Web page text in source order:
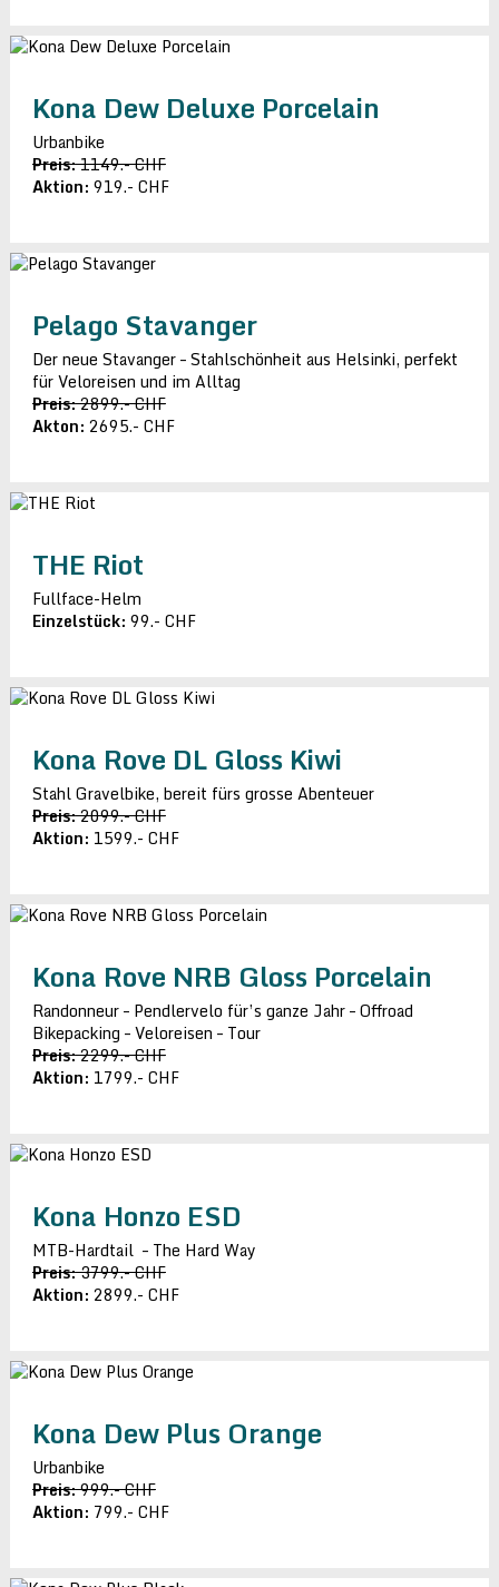
Kona Dew Deluxe Porcelain
Urbanbike
Preis:1149.- CHF
Aktion: 919.- CHF
Pelago Stavanger
Der neue Stavanger – Stahlschönheit aus Helsinki, perfekt
für Veloreisen und im Alltag
Preis:2899.- CHF
Akton: 2695.- CHF
THE Riot
Fullface-Helm
Einzelstück: 99.- CHF
Kona Rove DL Gloss Kiwi
Stahl Gravelbike, bereit fürs grosse Abenteuer
Preis:2099.- CHF
Aktion: 1599.- CHF
Kona Rove NRB Gloss Porcelain
Randonneur – Pendlervelo für’s ganze Jahr – Offroad
Bikepacking – Veloreisen – Tour
Preis:2299.- CHF
Aktion: 1799.- CHF
Kona Honzo ESD
MTB-Hardtail – The Hard Way
Preis:3799.- CHF
Aktion: 2899.- CHF
Kona Dew Plus Orange
Urbanbike
Preis:999.- CHF
Aktion: 799.- CHF